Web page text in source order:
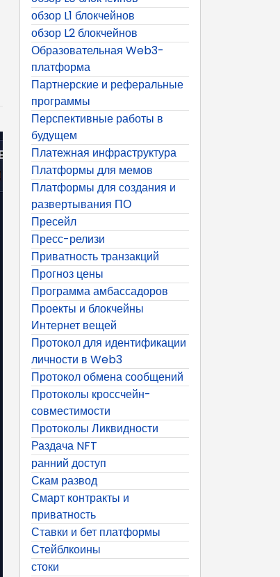
обзор L1 блокчейнов
обзор L2 блокчейнов
Образовательная Web3-
платформа
Партнерские и реферальные
программы
Перспективные работы в
будущем
Платежная инфраструктура
Платформы для мемов
Платформы для создания и
развертывания ПО
Пресейл
Пресс-релизи
Приватность транзакций
Прогноз цены
Программа амбассадоров
Проекты и блокчейны
Интернет вещей
Протокол для идентификации
личности в Web3
Протокол обмена сообщений
Протоколы кроссчейн-
совместимости
Протоколы Ликвидности
Раздача NFT
ранний доступ
Скам развод
Смарт контракты и
приватность
Ставки и бет платформы
Стейблкоины
стоки